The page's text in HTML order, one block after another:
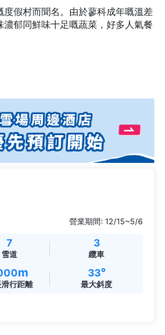
假村而聞名。由於蓼科成年嘅溫差
郁同鮮味十足嘅蔬菜，好多人氣餐
營業期間: 12/15~5/6
7
雪道
3
纜車
m
行距離
33°
最大斜度